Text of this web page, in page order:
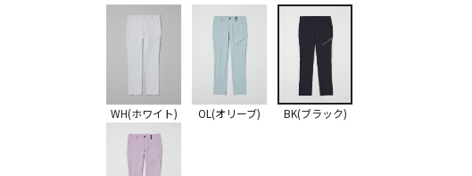
WH(ホワイト) OL(オリーブ) BK(ブラック)